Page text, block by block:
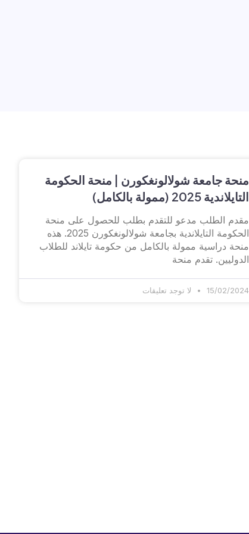
منحة جامعة شولالونغكورن | منحة الحكومة
التايلاندية 2025 (ممولة بالكامل)
مقدم الطلب مدعو للتقدم بطلب للحصول على منحة
الحكومة التايلاندية بجامعة شولالونغكورن 2025. هذه
منحة دراسية ممولة بالكامل من حكومة تايلاند للطلاب
الدوليين. تقدم منحة
15/02/2024 لا توجد تعليقات